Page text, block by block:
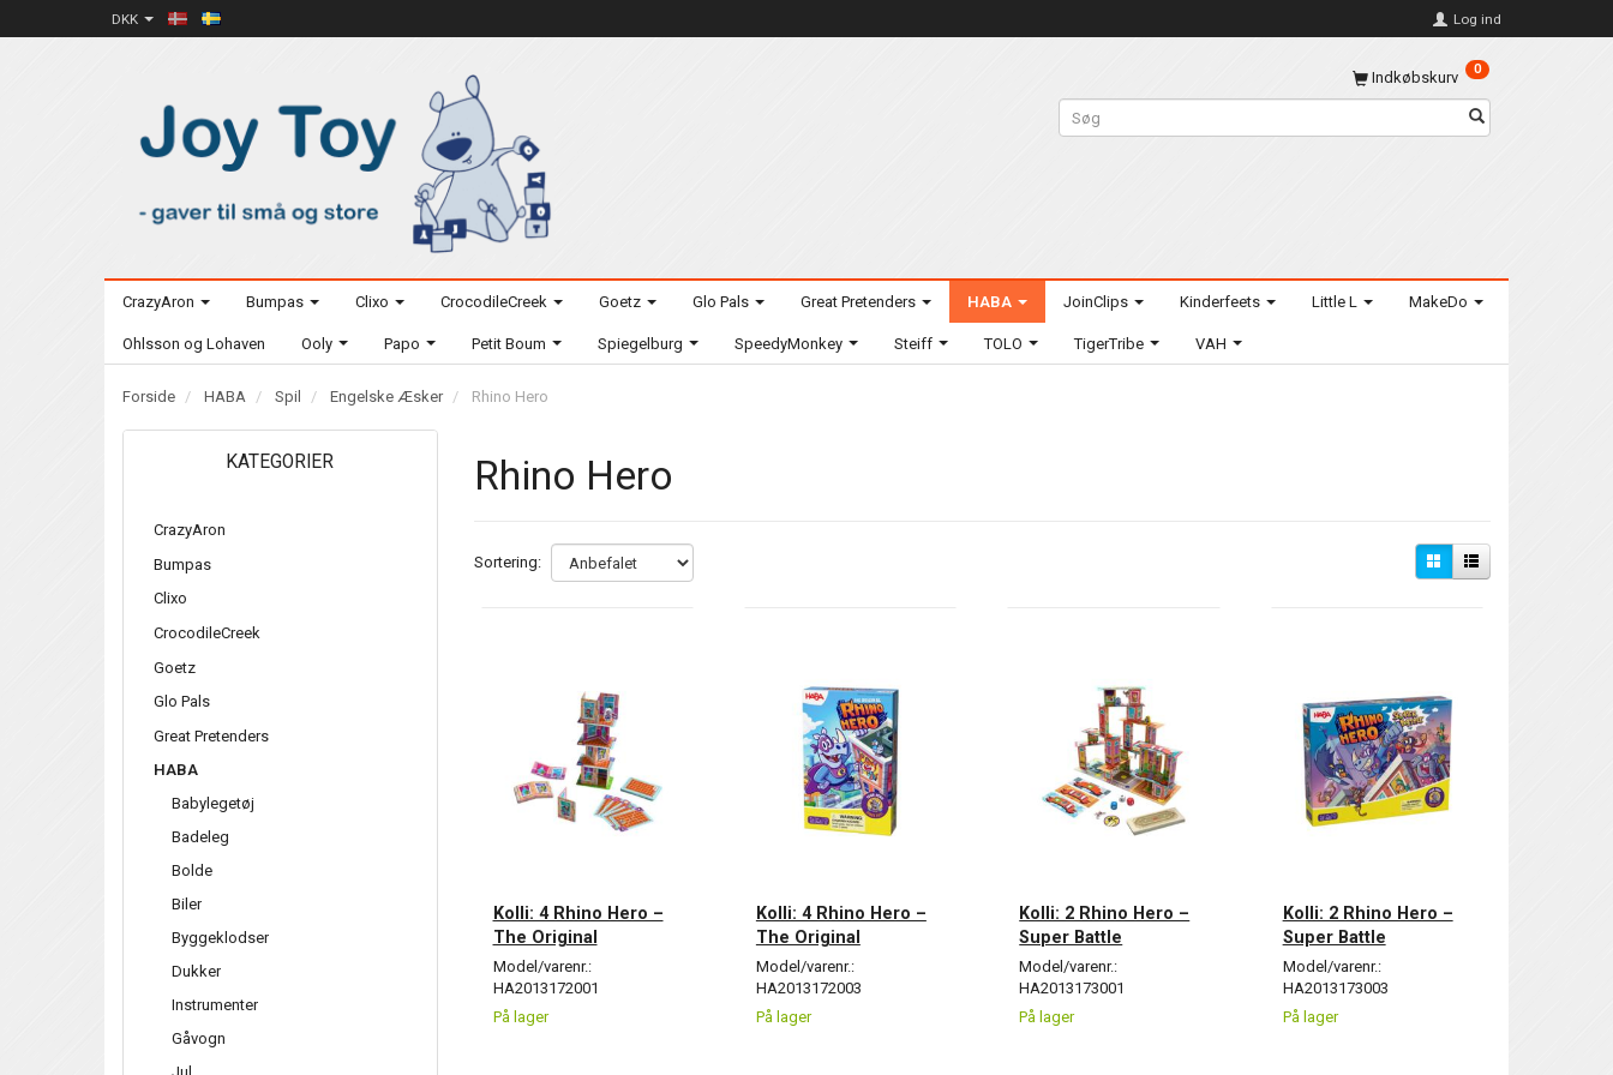
DKK Log ind
Indkøbskurv 0
CrazyAron Bumpas Clixo CrocodileCreek Goetz Glo Pals Great Pretenders HABA JoinClips Kinderfeets Little L MakeDo
Ohlsson og Lohaven Ooly Papo Petit Boum Spiegelburg SpeedyMonkey Steiff TOLO TigerTribe VAH
Forside HABA Spil Engelske Æsker Rhino Hero
KATEGORIER
CrazyAron
Bumpas
Clixo
CrocodileCreek
Goetz
Glo Pals
Great Pretenders
HABA
Babylegetøj
Badeleg
Bolde
Biler
Byggeklodser
Dukker
Instrumenter
Gåvogn
Rhino Hero
Sortering:
Kolli: 4 Rhino Hero –
The Original
Model/varenr.:
HA2013172001
På lager
Kolli: 4 Rhino Hero –
The Original
Model/varenr.:
HA2013172003
På lager
Kolli: 2 Rhino Hero –
Super Battle
Model/varenr.:
HA2013173001
På lager
Kolli: 2 Rhino Hero –
Super Battle
Model/varenr.:
HA2013173003
På lager